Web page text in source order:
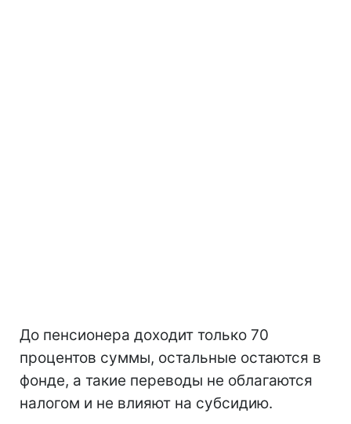
До пенсионера доходит только 70
процентов суммы, остальные остаются в
фонде, а такие переводы не облагаются
налогом и не влияют на субсидию.